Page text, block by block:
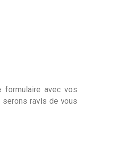
formulaire avec vos
serons ravis de vous